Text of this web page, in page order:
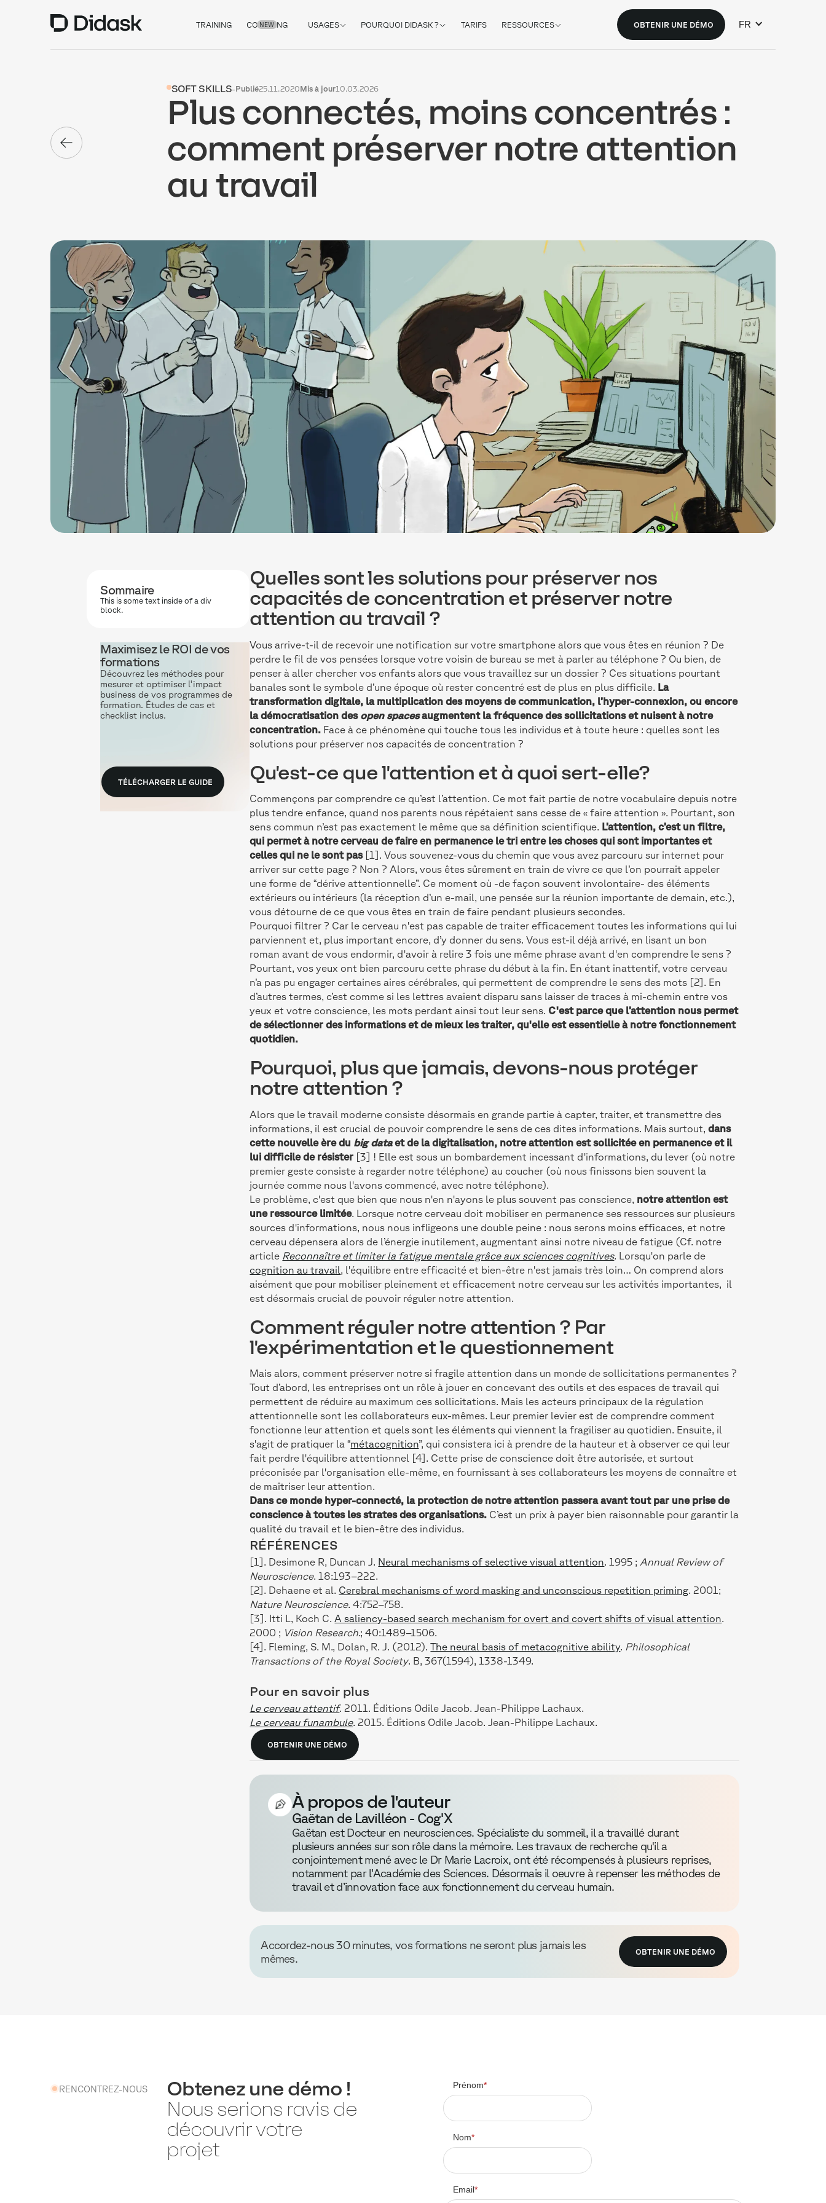
TRAINING COACHING
NEW USAGES POURQUOI DIDASK ? TARIFS RESSOURCES OBTENIR UNE DÉMO FR
SOFT SKILLS-Publié25.11.2020Mis à jour10.03.2026
Plus connectés, moins concentrés :
comment préserver notre attention
au travail
Sommaire
This is some text inside of a div
block.
Maximisez le ROI de vos
formations
Découvrez les méthodes pour
mesurer et optimiser l'impact
business de vos programmes de
formation. Études de cas et
checklist inclus.
TÉLÉCHARGER LE GUIDE
Quelles sont les solutions pour préserver nos
capacités de concentration et préserver notre
attention au travail ?
Vous arrive-t-il de recevoir une notification sur votre smartphone alors que vous êtes en réunion ? De
perdre le fil de vos pensées lorsque votre voisin de bureau se met à parler au téléphone ? Ou bien, de
penser à aller chercher vos enfants alors que vous travaillez sur un dossier ? Ces situations pourtant
banales sont le symbole d’une époque où rester concentré est de plus en plus difficile. La
transformation digitale, la multiplication des moyens de communication, l’hyper-connexion, ou encore
la démocratisation des open spacesaugmentent la fréquence des sollicitations et nuisent à notre
concentration. Face à ce phénomène qui touche tous les individus et à toute heure : quelles sont les
solutions pour préserver nos capacités de concentration ?
Qu'est-ce que l'attention et à quoi sert-elle?
Commençons par comprendre ce qu’est l’attention. Ce mot fait partie de notre vocabulaire depuis notre
plus tendre enfance, quand nos parents nous répétaient sans cesse de « faire attention ». Pourtant, son
sens commun n’est pas exactement le même que sa définition scientifique. L’attention, c’est un filtre,
qui permet à notre cerveau de faire en permanence le tri entre les choses qui sont importantes et
celles qui ne le sont pas[1]. Vous souvenez-vous du chemin que vous avez parcouru sur internet pour
arriver sur cette page ? Non ? Alors, vous êtes sûrement en train de vivre ce que l’on pourrait appeler
une forme de “dérive attentionnelle”. Ce moment où -de façon souvent involontaire- des éléments
extérieurs ou intérieurs (la réception d’un e-mail, une pensée sur la réunion importante de demain, etc.),
vous détourne de ce que vous êtes en train de faire pendant plusieurs secondes.
Pourquoi filtrer ? Car le cerveau n'est pas capable de traiter efficacement toutes les informations qui lui
parviennent et, plus important encore, d’y donner du sens. Vous est-il déjà arrivé, en lisant un bon
roman avant de vous endormir, d'avoir à relire 3 fois une même phrase avant d'en comprendre le sens ?
Pourtant, vos yeux ont bien parcouru cette phrase du début à la fin. En étant inattentif, votre cerveau
n’a pas pu engager certaines aires cérébrales, qui permettent de comprendre le sens des mots [2]. En
d’autres termes, c’est comme si les lettres avaient disparu sans laisser de traces à mi-chemin entre vos
yeux et votre conscience, les mots perdant ainsi tout leur sens. C'est parce que l’attention nous permet
de sélectionner des informations et de mieux les traiter, qu'elle est essentielle à notre fonctionnement
quotidien.
Pourquoi, plus que jamais, devons-nous protéger
notre attention ?
Alors que le travail moderne consiste désormais en grande partie à capter, traiter, et transmettre des
informations, il est crucial de pouvoir comprendre le sens de ces dites informations. Mais surtout,dans
cette nouvelle ère du big dataet de la digitalisation, notre attention est sollicitée en permanence et il
lui difficile de résister [3] ! Elle est sous un bombardement incessant d'informations, du lever (où notre
premier geste consiste à regarder notre téléphone) au coucher (où nous finissons bien souvent la
journée comme nous l'avons commencé, avec notre téléphone).
Le problème, c'est que bien que nous n'en n'ayons le plus souvent pas conscience, notre attention est
une ressource limitée. Lorsque notre cerveau doit mobiliser en permanence ses ressources sur plusieurs
sources d'informations, nous nous infligeons une double peine : nous serons moins efficaces, et notre
cerveau dépensera alors de l’énergie inutilement, augmentant ainsi notre niveau de fatigue (Cf. notre
article Reconnaître et limiter la fatigue mentale grâce aux sciences cognitives. Lorsqu'on parle de
cognition au travail , l'équilibre entre efficacité et bien-être n'est jamais très loin… On comprend alors
aisément que pour mobiliser pleinement et efficacement notre cerveau sur les activités importantes, il
est désormais crucial de pouvoir réguler notre attention.
Comment réguler notre attention ? Par
l'expérimentation et le questionnement
Mais alors, comment préserver notre si fragile attention dans un monde de sollicitations permanentes ?
Tout d’abord, les entreprises ont un rôle à jouer en concevant des outils et des espaces de travail qui
permettent de réduire au maximum ces sollicitations. Mais les acteurs principaux de la régulation
attentionnelle sont les collaborateurs eux-mêmes. Leur premier levier est de comprendre comment
fonctionne leur attention et quels sont les éléments qui viennent la fragiliser au quotidien. Ensuite, il
s'agit de pratiquer la “métacognition”, qui consistera ici à prendre de la hauteur et à observer ce qui leur
fait perdre l'équilibre attentionnel [4]. Cette prise de conscience doit être autorisée, et surtout
préconisée par l'organisation elle-même, en fournissant à ses collaborateurs les moyens de connaître et
de maîtriser leur attention.
Dans ce monde hyper-connecté, la protection de notre attention passera avant tout par une prise de
conscience à toutes les strates des organisations. C’est un prix à payer bien raisonnable pour garantir la
qualité du travail et le bien-être des individus.
RÉFÉRENCES
[1]. Desimone R, Duncan J. Neural mechanisms of selective visual attention. 1995 ; Annual Review of
Neuroscience. 18:193–222.
[2]. Dehaene et al. Cerebral mechanisms of word masking and unconscious repetition priming. 2001;
Nature Neuroscience. 4:752–758.
[3]. Itti L, Koch C.A saliency-based search mechanism for overt and covert shifts of visual attention.
2000 ; Vision Research.; 40:1489–1506.
[4]. Fleming, S. M., Dolan, R. J. (2012).The neural basis of metacognitive ability. Philosophical
Transactions of the Royal Society. B, 367(1594), 1338-1349.
Pour en savoir plus
Le cerveau attentif. 2011. Éditions Odile Jacob. Jean-Philippe Lachaux.
Le cerveau funambule. 2015. Éditions Odile Jacob. Jean-Philippe Lachaux.
OBTENIR UNE DÉMO
À propos de l'auteur
Gaëtan de Lavilléon - Cog'X
Gaëtan est Docteur en neurosciences. Spécialiste du sommeil, il a travaillé durant
plusieurs années sur son rôle dans la mémoire. Les travaux de recherche qu'il a
conjointement mené avec le Dr Marie Lacroix, ont été récompensés à plusieurs reprises,
notamment par l’Académie des Sciences. Désormais il oeuvre à repenser les méthodes de
travail et d’innovation face aux fonctionnement du cerveau humain.
Accordez-nous 30 minutes, vos formations ne seront plus jamais les
mêmes.
OBTENIR UNE DÉMO
RENCONTREZ-NOUS
Obtenez une démo !
Nous serions ravis de
découvrir votre
projet
Prénom*
Nom*
Email *